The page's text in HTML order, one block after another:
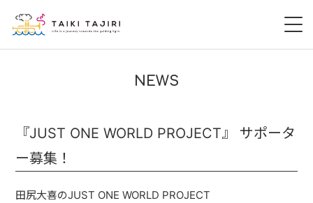
桃尻大喜
暁 AKATSUKI
NEWS
『JUST ONE WORLD PROJECT』 サポータ
ー募集！
田尻大喜のJUST ONE WORLD PROJECT